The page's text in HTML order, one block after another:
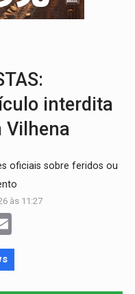
reservas de urânio, mas produz pouco e
interdita
Vilhena
oficiais sobre feridos ou
às 11:27